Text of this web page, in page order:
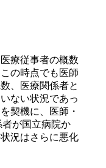
療従事者の概数
の時点でも医師
、医療関係者と
ない状況であっ
契機に、医師・
が国立病院か
況はさらに悪化